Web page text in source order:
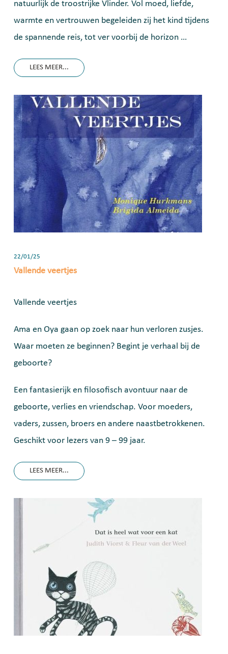
natuurlijk de troostrijke Vlinder. Vol moed, liefde,
warmte en vertrouwen begeleiden zij het kind tijdens
de spannende reis, tot ver voorbij de horizon …
LEES MEER...
22/01/25
Vallende veertjes
Vallende veertjes
Ama en Oya gaan op zoek naar hun verloren zusjes.
Waar moeten ze beginnen? Begint je verhaal bij de
geboorte?
Een fantasierijk en filosofisch avontuur naar de
geboorte, verlies en vriendschap. Voor moeders,
vaders, zussen, broers en andere naastbetrokkenen.
Geschikt voor lezers van 9 – 99 jaar.
LEES MEER...